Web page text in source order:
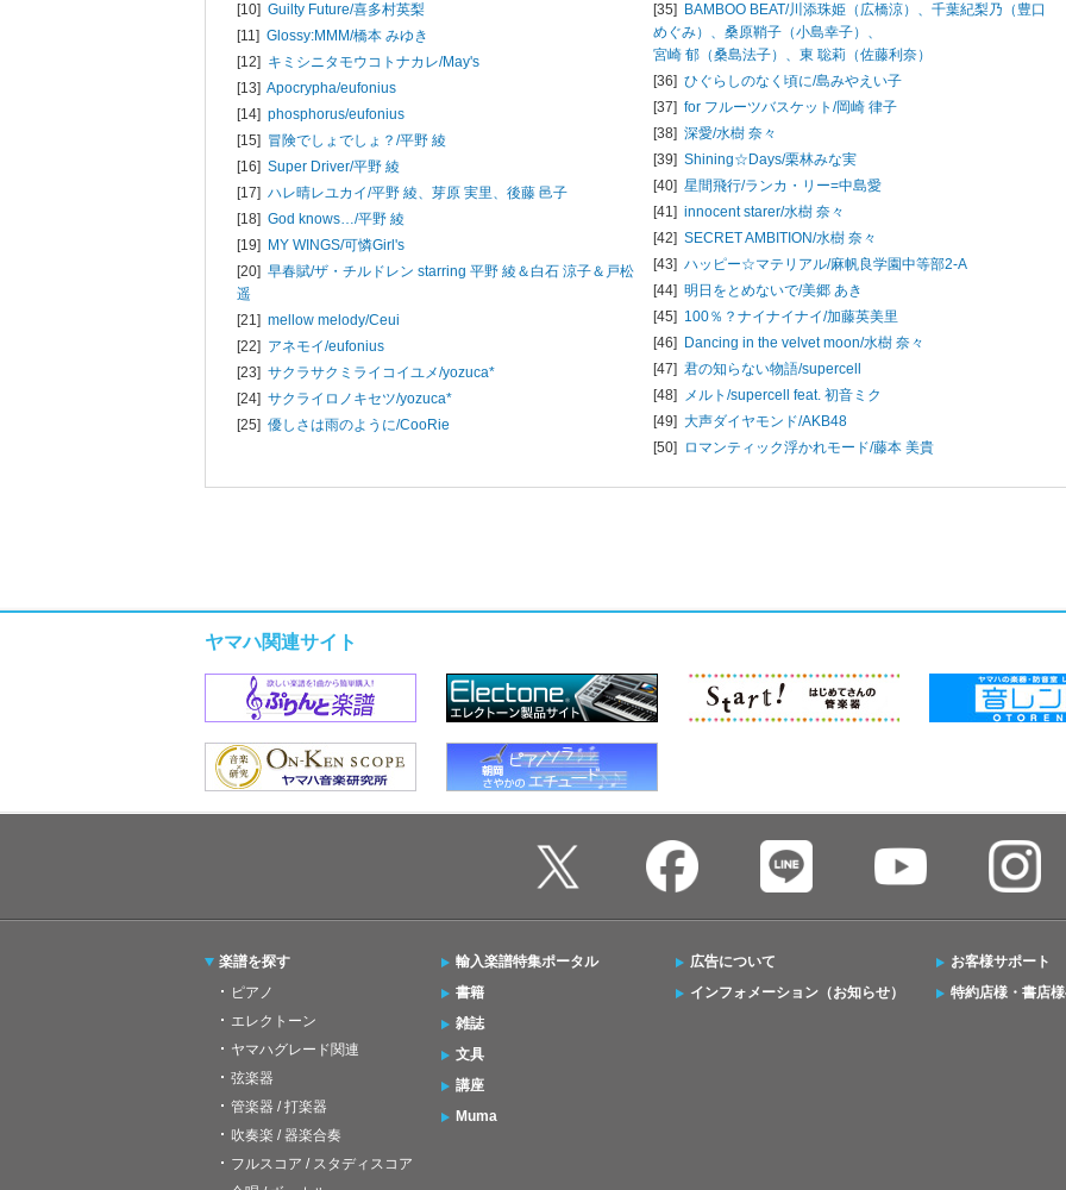
[10] Guilty Future/喜多村英梨
[11] Glossy:MMM/橋本 みゆき
[12] キミシニタモウコトナカレ/May's
[13] Apocrypha/eufonius
[14] phosphorus/eufonius
[15] 冒険でしょでしょ？/平野 綾
[16] Super Driver/平野 綾
[17] ハレ晴レユカイ/平野 綾、芽原 実里、後藤 邑子
[18] God knows…/平野 綾
[19] MY WINGS/可憐Girl's
[20] 早春賦/ザ・チルドレン starring 平野 綾＆白石 涼子＆戸松
遥
[21] mellow melody/Ceui
[22] アネモイ/eufonius
[23] サクラサクミライコイユメ/yozuca*
[24] サクライロノキセツ/yozuca*
[25] 優しさは雨のように/CooRie
[35] BAMBOO BEAT/川添珠姫（広橋涼）、千葉紀梨乃（豊口
めぐみ）、桑原鞘子（小島幸子）、
宮崎 郁（桑島法子）、東 聡莉（佐藤利奈）
[36] ひぐらしのなく頃に/島みやえい子
[37] for フルーツバスケット/岡崎 律子
[38] 深愛/水樹 奈々
[39] Shining☆Days/栗林みな実
[40] 星間飛行/ランカ・リー=中島愛
[41] innocent starer/水樹 奈々
[42] SECRET AMBITION/水樹 奈々
[43] ハッピー☆マテリアル/麻帆良学園中等部2-A
[44] 明日をとめないで/美郷 あき
[45] 100％？ナイナイナイ/加藤英美里
[46] Dancing in the velvet moon/水樹 奈々
[47] 君の知らない物語/supercell
[48] メルト/supercell feat. 初音ミク
[49] 大声ダイヤモンド/AKB48
[50] ロマンティック浮かれモード/藤本 美貴
ヤマハ関連サイト
楽譜を探す
ピアノ
エレクトーン
ヤマハグレード関連
弦楽器
管楽器 / 打楽器
吹奏楽 / 器楽合奏
フルスコア / スタディスコア
輸入楽譜特集ポータル
書籍
雑誌
文具
講座
Muma
広告について
インフォメーション（お知らせ）
お客様サポート
特約店様・書店